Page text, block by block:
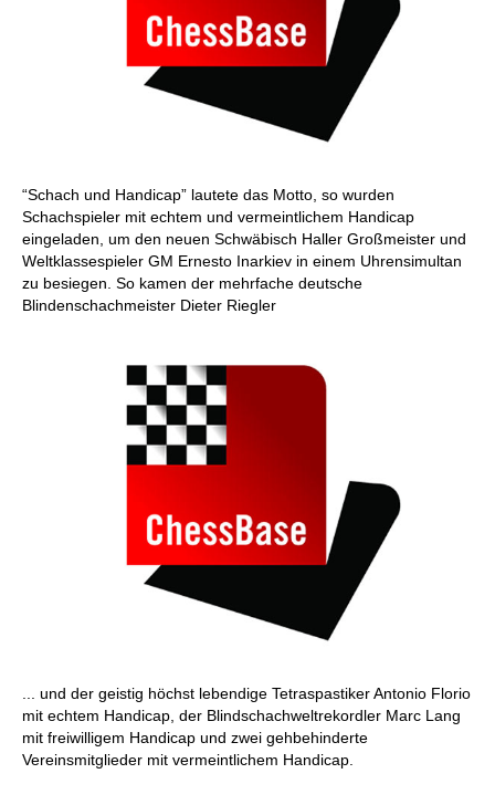
“Schach und Handicap” lautete das Motto, so wurden
Schachspieler mit echtem und vermeintlichem Handicap
eingeladen, um den neuen Schwäbisch Haller Großmeister und
Weltklassespieler GM Ernesto Inarkiev in einem Uhrensimultan
zu besiegen. So kamen der mehrfache deutsche
Blindenschachmeister Dieter Riegler
... und der geistig höchst lebendige Tetraspastiker Antonio Florio
mit echtem Handicap, der Blindschachweltrekordler Marc Lang
mit freiwilligem Handicap und zwei gehbehinderte
Vereinsmitglieder mit vermeintlichem Handicap.